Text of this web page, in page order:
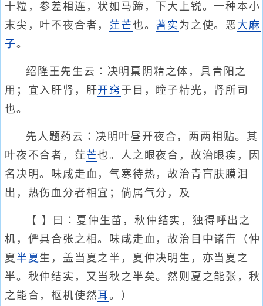
十粒，参差相连，状如马蹄，下大上锐。一种本小
末尖，叶不夜合者， 茳芒也。 蓍实 为之使。恶 大麻
子。
绍隆王先生云∶决明禀阴精之体，具青阳之
用；宜入肝肾，肝开窍 于目，瞳子精光，肾所司
也。
先人题药云∶决明叶昼开夜合，两两相贴。其
叶夜不合者，茳 芒也。人之眼夜合，故治眼疾，因
名决明。味咸走血，气寒待热，故治青盲肤膜泪
出，热伤血分者相宜；倘属气分，及
【 】曰∶夏仲生苗，秋仲结实，独得呼出之
机，俨具合张之相。味咸走血，故治目中诸眚（仲
夏 半夏 生，盖当夏之半，夏仲决明生，亦当夏之
半。秋仲结实，又当秋之半矣。然则夏之能张，秋
之能合，枢机使然耳。）